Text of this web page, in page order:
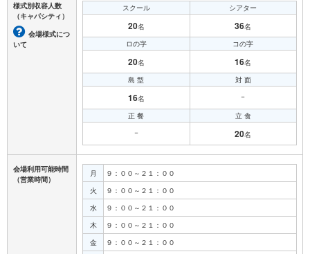
様式別収容人数
（キャパシティ）
会場様式につ
いて
スクール
20名
シアター
36名
ロの字
20名
コの字
16名
島 型
16名
対 面
－
正 餐
－
立 食
20名
会場利用可能時間
（営業時間）
月
９：００～２１：００
火
９：００～２１：００
水
９：００～２１：００
木
９：００～２１：００
金
９：００～２１：００